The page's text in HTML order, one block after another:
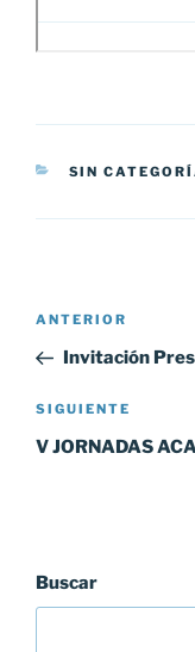
CATEGORÍAS
SIN
Navegación
entradas
Entrada
anterior:
ANTERIOR
Invitación
Siguiente
entrada
SIGUIENTE
V JORNADAS
Buscar